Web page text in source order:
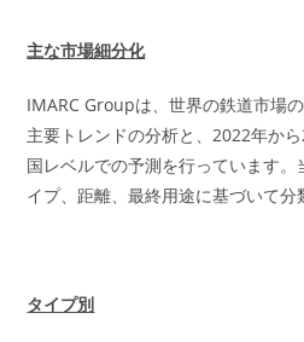
主な市場細分化
IMARC Groupは、世界の鉄道市場
主要トレンドの分析と、2022年か
国レベルでの予測を行っています
イプ、距離、最終用途に基づいて分
タイプ別